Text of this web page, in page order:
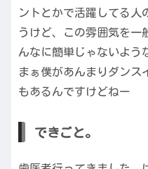
ントとかで活躍してる人
うけど、この雰囲気を一
んなに簡単じゃないよう
まぁ僕があんまりダンス
もあるんですけどねー
できごと。